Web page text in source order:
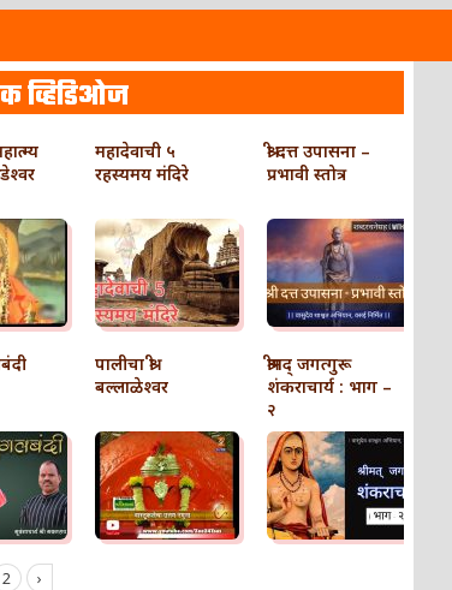
व्हिडिओज
महादेवाची ५
रहस्यमय मंदिरे
श्री दत्त उपासना –
प्रभावी स्तोत्र
पालीचा श्री
बल्लाळेश्वर
श्रीमद् जगत्गुरू
शंकराचार्य : भाग –
२
2 ›